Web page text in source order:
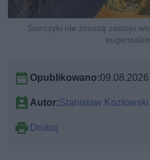
Storczyki nie znoszą zastoju
Opublikowano:09.08.2026
Autor:Stanisław Kozłowski
Drukuj